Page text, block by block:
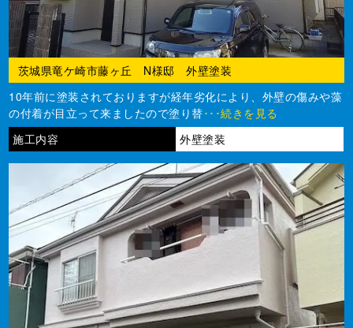
茨城県竜ケ崎市藤ヶ丘 N様邸 外壁塗装
10年前に塗装されておりますが経年劣化により、外壁の傷みや藻
の付着が目立って来ましたので塗り替･･･続きを見る
施工内容
外壁塗装